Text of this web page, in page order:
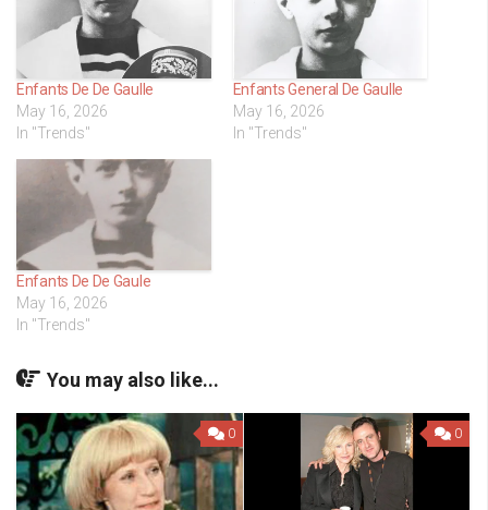
Enfants De De Gaulle
May 16, 2026
In "Trends"
Enfants General De Gaulle
May 16, 2026
In "Trends"
Enfants De De Gaule
May 16, 2026
In "Trends"
You may also like...
0 0